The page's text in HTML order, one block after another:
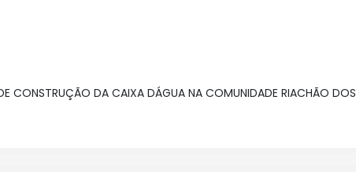
CONSTRUÇÃO DA CAIXA DÁGUA NA COMUNIDADE RIACHÃO DOS